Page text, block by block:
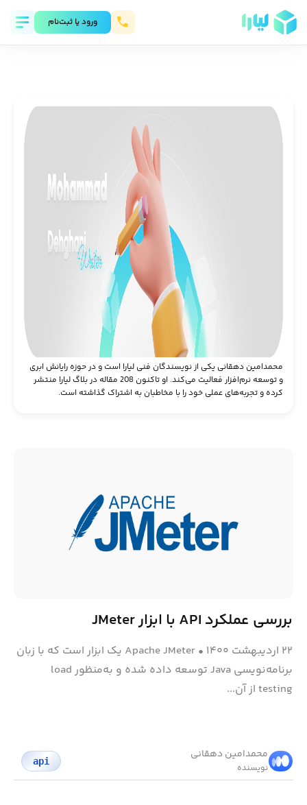
ورود يا ثبت‌نام
محمد‌امین دهقانی یکی از نویسندگان فنی لیارا است و در حوزه رایانش ابری
و توسعه نرم‌افزار فعالیت می‌کند. او تاکنون 208 مقاله در بلاگ لیارا منتشر
کرده و تجربه‌های عملی خود را با مخاطبان به اشتراک گذاشته است.
بررسی عملکرد API با ابزار JMeter
۲۲ اردیبهشت ۱۴۰۰ •
Apache JMeter یک ابزار است که با زبان
برنامه‌نویسی Java توسعه داده شده و به‌منظور load
testing از آن...
محمد‌امین دهقانی
نویسنده
api